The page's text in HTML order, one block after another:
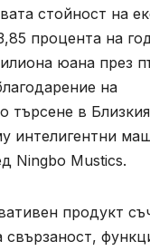
стойност на
процента на
юана през
на
търсене в
интелигентни
Ningbo Mustics.
продукт
свързаност,